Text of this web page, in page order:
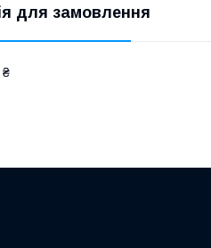
для замовлення
₴